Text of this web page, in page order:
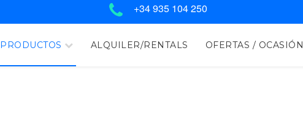
+34 935 104 250
PRODUCTOS ALQUILER/RENTALS OFERTAS / OCASIÓN